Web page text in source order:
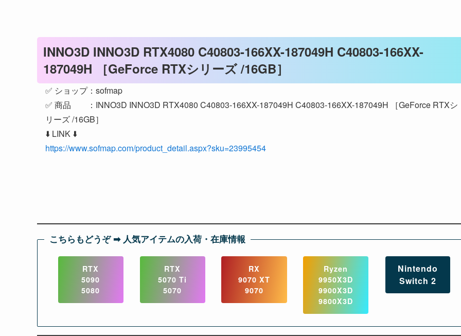
INNO3D INNO3D RTX4080 C40803-166XX-187049H C40803-166XX-
187049H ［GeForce RTXシリーズ /16GB］
✅ ショップ：sofmap
✅ 商品 ：INNO3D INNO3D RTX4080 C40803-166XX-187049H C40803-166XX-187049H ［GeForce RTXシ
リーズ /16GB］
⬇️ LINK ⬇️
https://www.sofmap.com/product_detail.aspx?sku=23995454
こちらもどうぞ ➡︎ 人気アイテムの入荷・在庫情報
RTX
5090
5080
RTX
5070 Ti
5070
RX
9070 XT
9070
Ryzen
9950X3D
9900X3D
9800X3D
Nintendo
Switch 2